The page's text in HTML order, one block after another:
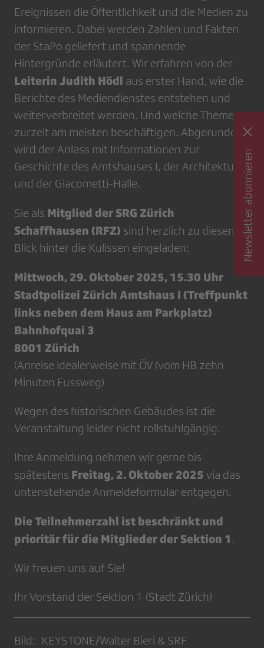
Ereignissen die Öffentlichkeit und die Medien zu
informieren. Dabei werden Zahlen und Fakten
der StaPo geliefert und spannende
Hintergründe erläutert. Wir erfahren von der
Leiterin Judith Hödl aus erster Hand, wie die
Berichte des Mediendienstes entstehen und
weiterverbreitet werden. Und welche Themen
zurzeit am meisten beschäftigen. Abgerundet
wird der Anlass mit Informationen zur
Geschichte des Amtshauses I, der Architektur
und der Giacometti-Halle.
Sie als Mitglied der SRG Zürich
Schaffhausen (RFZ) sind herzlich zu diesem
Blick hinter die Kulissen eingeladen:
Mittwoch, 29. Oktober 2025, 15.30 Uhr
Stadtpolizei Zürich Amtshaus I (Treffpunkt
links neben dem Haus am Parkplatz)
Bahnhofquai 3
8001 Zürich
(Anreise idealerweise mit ÖV (vom HB zehn
Minuten Fussweg)
Wegen des historischen Gebäudes ist die
Veranstaltung leider nicht rollstuhlgängig.
Ihre Anmeldung nehmen wir gerne bis
spätestens Freitag, 2. Oktober 2025 via das
untenstehende Anmeldeformular entgegen.
Die Teilnehmerzahl ist beschränkt und
prioritär für die Mitglieder der Sektion 1 .
Wir freuen uns auf Sie!
Ihr Vorstand der Sektion 1 (Stadt Zürich)
Bild: KEYSTONE/Walter Bieri & SRF
Newsletter abonnieren